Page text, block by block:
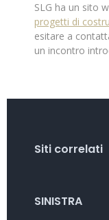
SLG ha un sito
progetti di
esitare a
un incontro
Siti correlati
SINISTRA